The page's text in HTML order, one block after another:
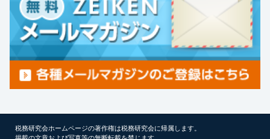
税務研究会ホームページの著作権は税務研究会に帰属します。